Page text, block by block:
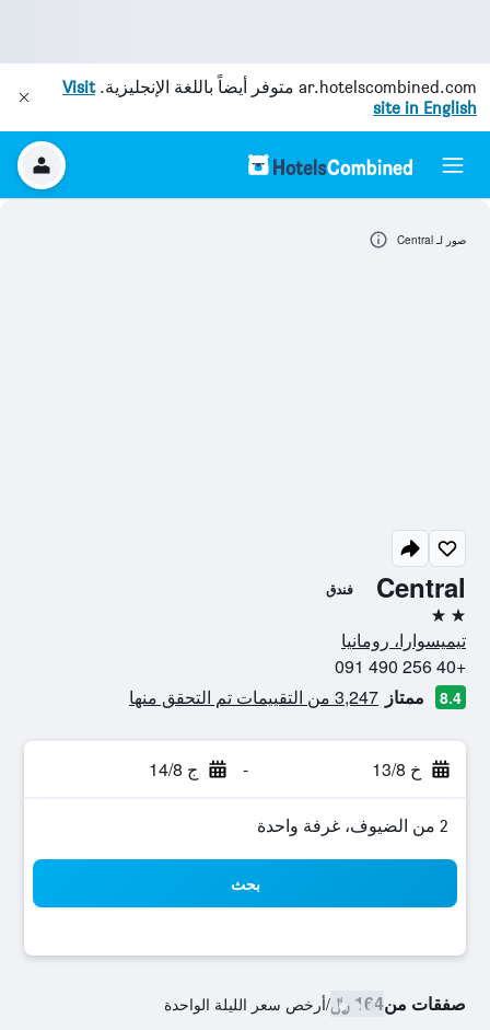
ar.hotelscombined.com متوفر أيضاً باللغة الإنجليزية.Visit
site in English
Central فندق
2 نجمتين
تيميسوارا، رومانيا
+40 256 490 091
8.4 ممتاز 3,247 من التقييمات تم التحقق منها
خ 13/8 - ج 14/8
2 من الضيوف، غرفة واحدة
بحث
صفقات من164 ﷼ /أرخص سعر الليلة الواحدة
صور لـ Central